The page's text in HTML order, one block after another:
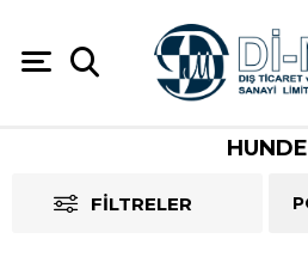
HUNDE
FILTRELER